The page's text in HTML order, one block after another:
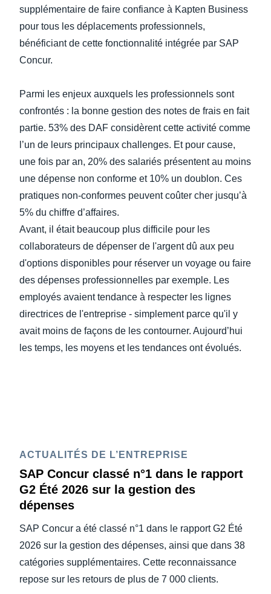
supplémentaire de faire confiance à Kapten Business
pour tous les déplacements professionnels,
bénéficiant de cette fonctionnalité intégrée par SAP
Concur.
Parmi les enjeux auxquels les professionnels sont
confrontés : la bonne gestion des notes de frais en fait
partie. 53% des DAF considèrent cette activité comme
l’un de leurs principaux challenges. Et pour cause,
une fois par an, 20% des salariés présentent au moins
une dépense non conforme et 10% un doublon. Ces
pratiques non-conformes peuvent coûter cher jusqu’à
5% du chiffre d’affaires.
Avant, il était beaucoup plus difficile pour les
collaborateurs de dépenser de l'argent dû aux peu
d'options disponibles pour réserver un voyage ou faire
des dépenses professionnelles par exemple. Les
employés avaient tendance à respecter les lignes
directrices de l'entreprise - simplement parce qu'il y
avait moins de façons de les contourner. Aujourd’hui
les temps, les moyens et les tendances ont évolués.
ACTUALITÉS DE L’ENTREPRISE
SAP Concur classé n°1 dans le rapport
G2 Été 2026 sur la gestion des
dépenses
SAP Concur a été classé n°1 dans le rapport G2 Été
2026 sur la gestion des dépenses, ainsi que dans 38
catégories supplémentaires. Cette reconnaissance
repose sur les retours de plus de 7 000 clients.